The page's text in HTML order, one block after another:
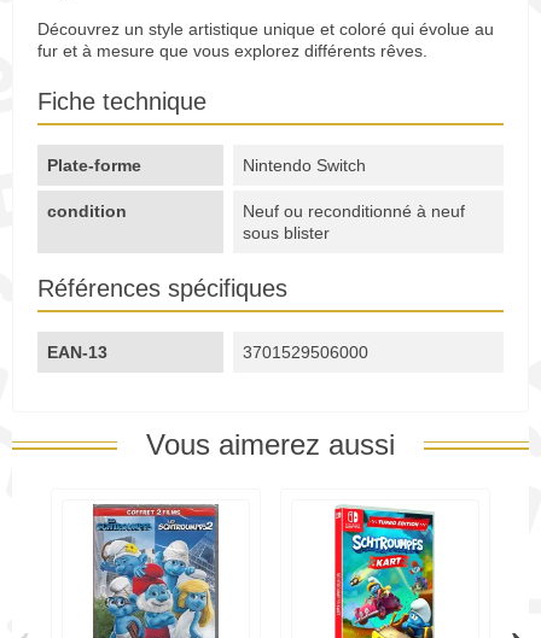
Découvrez un style artistique unique et coloré qui évolue au
fur et à mesure que vous explorez différents rêves.
Fiche technique
Plate-forme Nintendo Switch
condition
Neuf ou reconditionné à neuf
sous blister
Références spécifiques
EAN-13 3701529506000
Vous aimerez aussi